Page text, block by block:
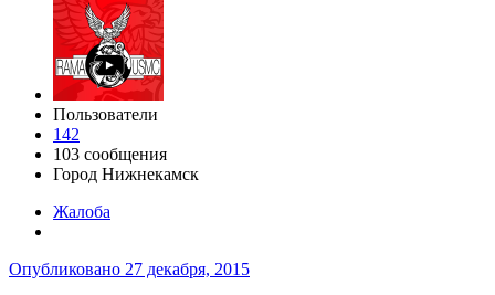
Пользователи
142
103 сообщения
Город Нижнекамск
Жалоба
Опубликовано 27 декабря, 2015